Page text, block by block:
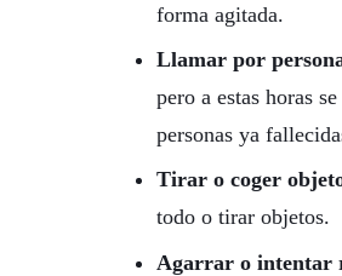
forma agitada.
Llamar por
pero a estas horas
personas ya
Tirar o coger
todo o tirar objetos.
Agarrar o intentar